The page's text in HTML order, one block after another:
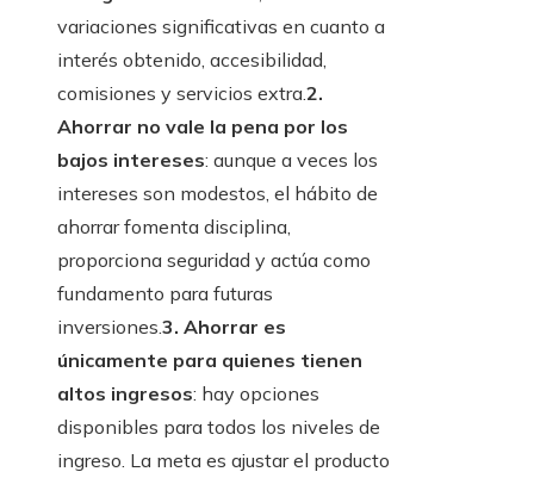
variaciones significativas en cuanto a
interés obtenido, accesibilidad,
comisiones y servicios extra.2.
Ahorrar no vale la pena por los
bajos intereses: aunque a veces los
intereses son modestos, el hábito de
ahorrar fomenta disciplina,
proporciona seguridad y actúa como
fundamento para futuras
inversiones.3. Ahorrar es
únicamente para quienes tienen
altos ingresos: hay opciones
disponibles para todos los niveles de
ingreso. La meta es ajustar el producto